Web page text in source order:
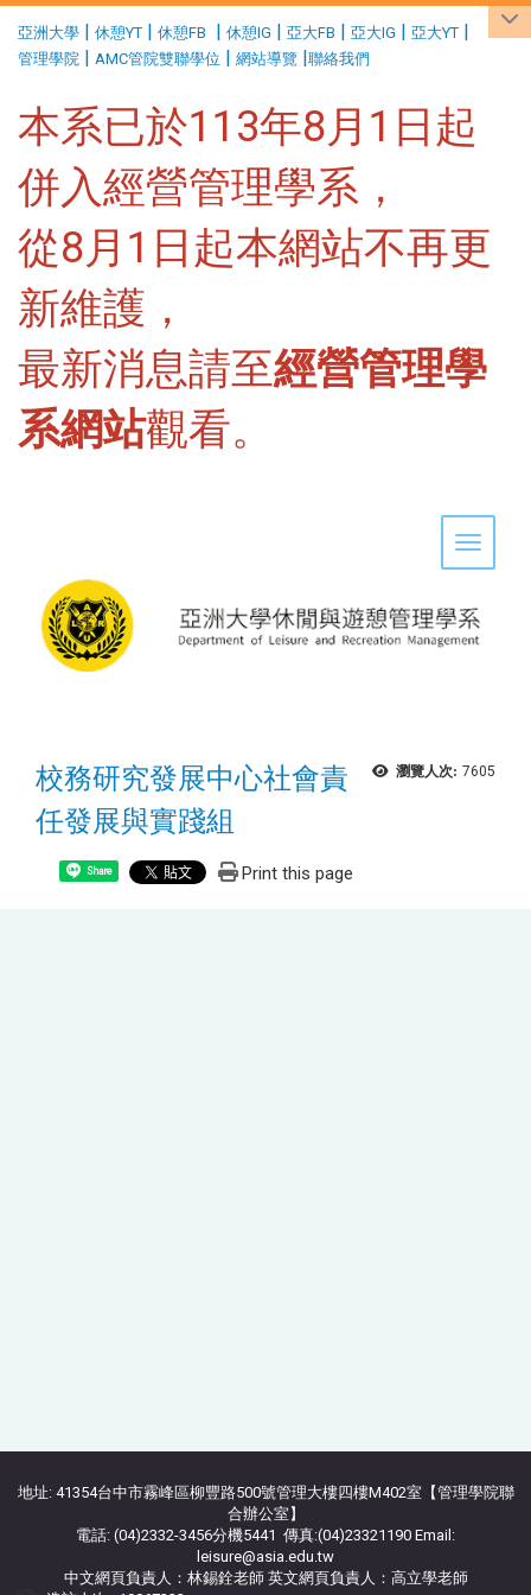
亞洲大學 | 休憩YT | 休憩FB | 休憩IG | 亞大FB | 亞大IG | 亞大YT |
管理學院 | AMC管院雙聯學位 | 網站導覽 |聯絡我們
本系已於113年8月1日起
併入經營管理學系，
從8月1日起本網站不再更
新維護，
最新消息請至經營管理學
系網站觀看。
Toggle
瀏覽人次: 7605
校務研究發展中心社會責
任發展與實踐組
Share Print this page
地址: 41354台中市霧峰區柳豐路500號管理大樓四樓M402室【管理學院聯
合辦公室】
電話: (04)2332-3456分機5441 傳真:(04)23321190 Email:
leisure@asia.edu.tw
中文網頁負責人：林錫銓老師 英文網頁負責人：高立學老師